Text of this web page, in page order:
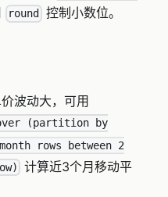
round 控制小数位。
波动大，可用
over (partition by
rows between 2
计算近3个月移动平